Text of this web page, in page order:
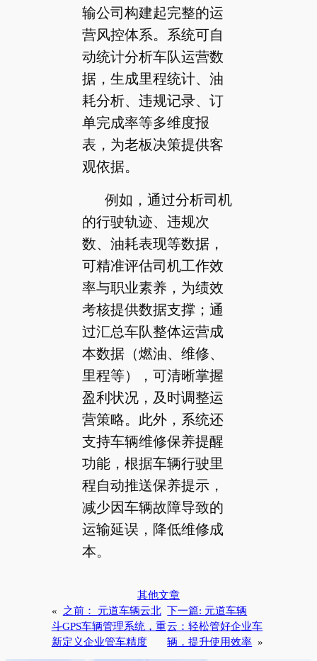
输公司构建起完整的运
营风控体系。系统可自
动统计分析车队运营数
据，生成里程统计、油
耗分析、违规记录、订
单完成率等多维度报
表，为老板决策提供客
观依据。
例如，通过分析司机
的行驶轨迹、违规次
数、油耗表现等数据，
可精准评估司机工作效
率与职业素养，为绩效
考核提供数据支撑；通
过汇总车队整体运营成
本数据（燃油、维修、
里程等），可清晰掌握
盈利状况，及时调整运
营策略。此外，系统还
支持车辆维修保养提醒
功能，根据车辆行驶里
程自动推送保养提示，
减少因车辆故障导致的
运输延误，降低维修成
本。
其他文章
«
之前： 元道车辆云北
斗GPS车辆管理系统，重
新定义企业管车精度
下一篇: 元道车辆
云：轻松管好企业车
辆，提升使用效率 »